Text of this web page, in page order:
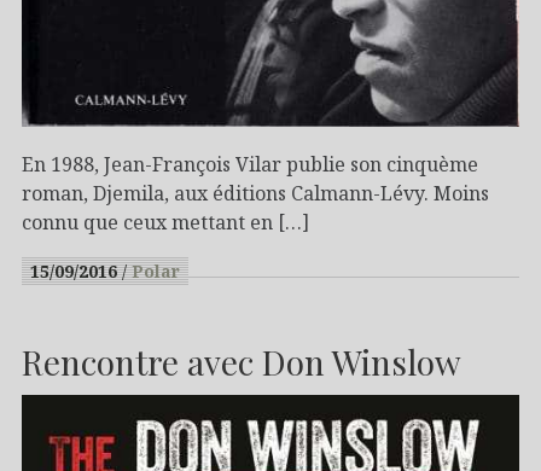
En 1988, Jean-François Vilar publie son cinquème
roman, Djemila, aux éditions Calmann-Lévy. Moins
connu que ceux mettant en […]
15/09/2016 Polar
Rencontre avec Don Winslow